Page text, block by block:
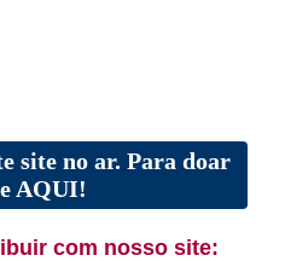
site no ar. Para doar
AQUI!
com nosso site: